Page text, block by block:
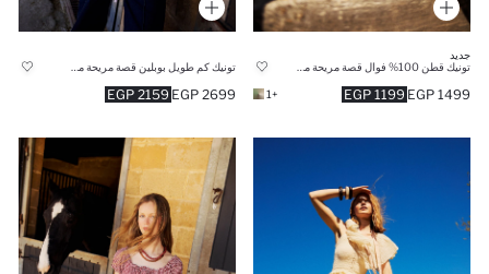
جديد
1199 EGP 1499 EGP
+1
2159 EGP 2699 EGP